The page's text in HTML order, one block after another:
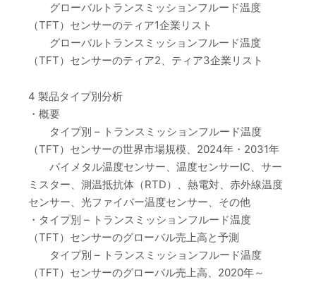
グローバルトランスミッションフルード温度
（TFT）センサーのティア1企業リスト
グローバルトランスミッションフルード温度
（TFT）センサーのティア2、ティア3企業リスト
4 製品タイプ別分析
・概要
タイプ別 – トランスミッションフルード温度
（TFT）センサーの世界市場規模、2024年・2031年
バイメタル温度センサー、温度センサーIC、サー
ミスター、測温抵抗体（RTD）、熱電対、赤外線温度
センサー、光ファイバー温度センサー、その他
・タイプ別 – トランスミッションフルード温度
（TFT）センサーのグローバル売上高と予測
タイプ別 – トランスミッションフルード温度
（TFT）センサーのグローバル売上高、2020年～